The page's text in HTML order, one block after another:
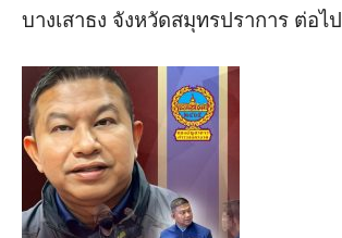
บางเสาธง จังหวัดสมุทรปราการ ต่อไป